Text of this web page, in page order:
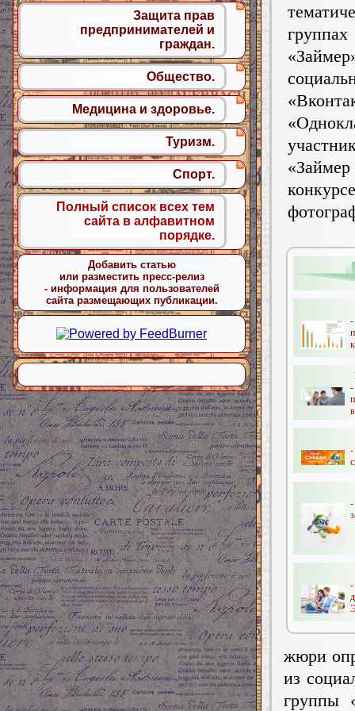
-
-
-
жюри
из
группы
Защита прав
предпринимателей и
граждан.
Общество.
Медицина и здоровье.
Туризм.
Спорт.
Полный список всех тем
сайта в алфавитном
порядке.
Добавить статью
или разместить пресс-релиз
- информация для пользователей
сайта размещающих публикации.